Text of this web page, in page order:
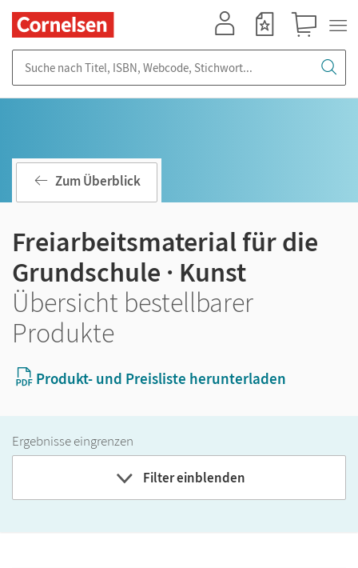
Zum Überblick
Freiarbeitsmaterial für die
Grundschule · Kunst
Übersicht bestellbarer
Produkte
Produkt- und Preisliste herunterladen
Ergebnisse eingrenzen
Filter einblenden
Band